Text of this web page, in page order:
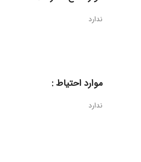
ندارد
موارد احتیاط :
ندارد